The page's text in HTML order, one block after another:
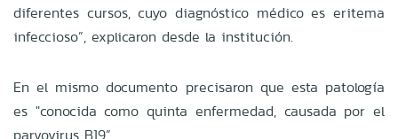
diferentes cursos, cuyo diagnóstico médico es eritema
infeccioso”, explicaron desde la institución.
En el mismo documento precisaron que esta patología
es "conocida como quinta enfermedad, causada por el
parvovirus B19”.